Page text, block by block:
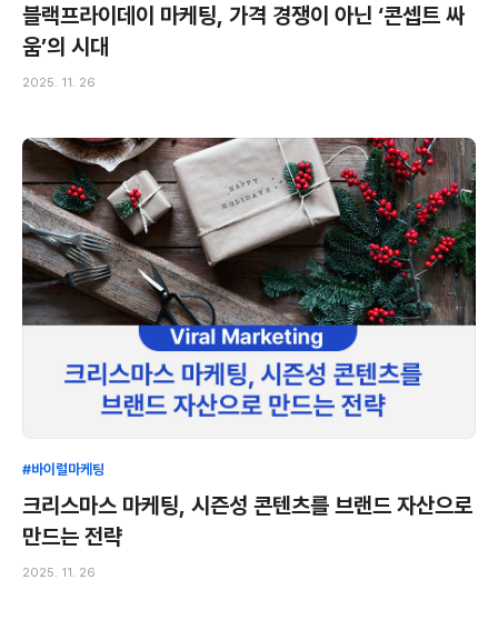
블랙프라이데이 마케팅, 가격 경쟁이 아닌 ‘콘셉트 싸
움’의 시대
2025. 11. 26
#바이럴마케팅
크리스마스 마케팅, 시즌성 콘텐츠를 브랜드 자산으로
만드는 전략
2025. 11. 26